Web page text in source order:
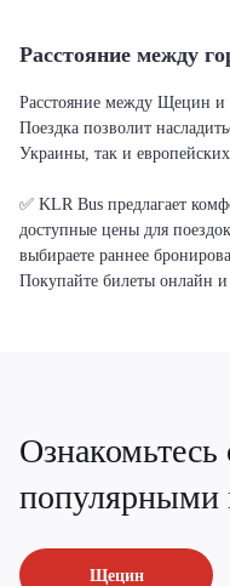
Расстояние между
Расстояние между Щецин и
Поездка позволит
Украины, так и
✅ KLR Bus предлагает
доступные цены для
выбираете раннее
Покупайте билеты онлайн и
Щецин